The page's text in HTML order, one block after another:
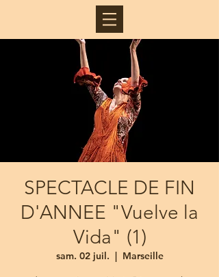
SPECTACLE DE FIN
D'ANNEE "Vuelve la
Vida" (1)
sam. 02 juil.
  |
Marseille